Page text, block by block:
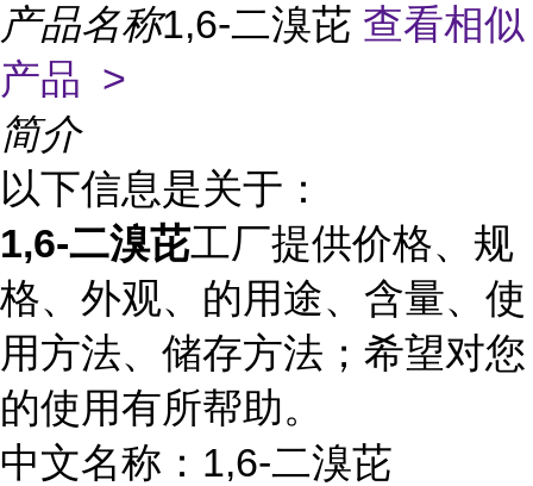
产品名称1,6-二溴芘 查看相似
产品 >
简介
以下信息是关于：
1,6-二溴芘工厂提供价格、规
格、外观、的用途、含量、使
用方法、储存方法；希望对您
的使用有所帮助。
中文名称：1,6-二溴芘